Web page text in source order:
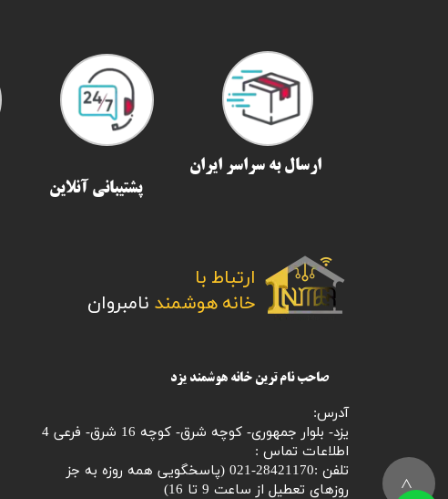
ارتباط با
​​​​​​​خانه هوشمند نامبروان
>
آدرس:
یزد- بلوار جمهوری- کوچه شرق- کوچه 16 شرق- فرعی 4
اطلاعات تماس :
تلفن :28421170-021 (
پاسخگویی همه روزه به جز
روزهای تعطیل از ساعت 9 تا 16)
ارسال به سراسر ایران​​​​​​​
پشتیبانی آنلاین
صاحب نام ترین خانه هوشمند یزد